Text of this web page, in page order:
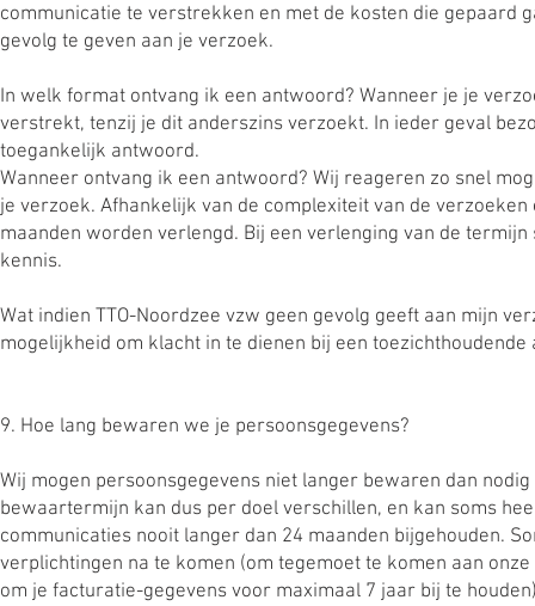
communicatie te verstrekken en met de kosten die gepaard
gevolg te geven aan je verzoek.
In welk format ontvang ik een antwoord? Wanneer je je
verstrekt, tenzij je dit anderszins verzoekt. In ieder geval
toegankelijk antwoord.
Wanneer ontvang ik een antwoord? Wij reageren zo snel
je verzoek. Afhankelijk van de complexiteit van de
maanden worden verlengd. Bij een verlenging van de
kennis.
Wat indien TTO-Noordzee vzw geen gevolg geeft aan mijn
mogelijkheid om klacht in te dienen bij een
9. Hoe lang bewaren we je persoonsgegevens?
Wij mogen persoonsgegevens niet langer bewaren dan
bewaartermijn kan dus per doel verschillen, en kan soms
communicaties nooit langer dan 24 maanden bijgehouden.
verplichtingen na te komen (om tegemoet te komen aan
om je facturatie-gegevens voor maximaal 7 jaar bij te